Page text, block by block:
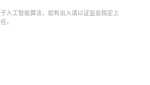
人工智能算法，如有出入请以证监会指定上
。